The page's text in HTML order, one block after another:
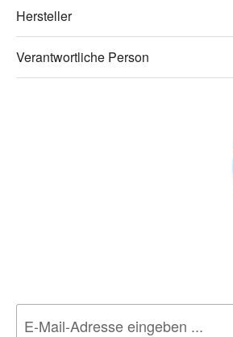
Hersteller
Verantwortliche Person